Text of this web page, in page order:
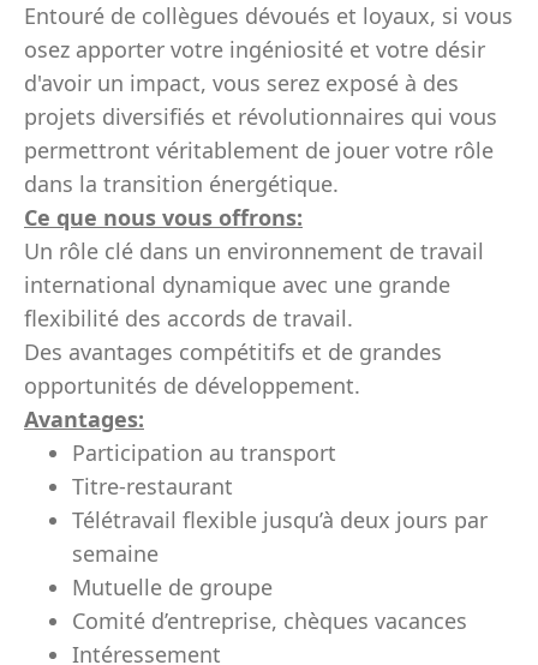
Entouré de collègues dévoués et loyaux, si vous
osez apporter votre ingéniosité et votre désir
d'avoir un impact, vous serez exposé à des
projets diversifiés et révolutionnaires qui vous
permettront véritablement de jouer votre rôle
dans la transition énergétique.
Ce que nous vous offrons:
Un rôle clé dans un environnement de travail
international dynamique avec une grande
flexibilité des accords de travail.
Des avantages compétitifs et de grandes
opportunités de développement.
Avantages:
Participation au transport
Titre-restaurant
Télétravail flexible jusqu’à deux jours par
semaine
Mutuelle de groupe
Comité d’entreprise, chèques vacances
Intéressement